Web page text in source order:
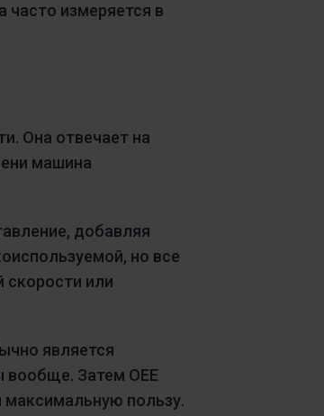
измеряется в
Она отвечает на
машина
добавляя
но все
скорости или
является
вообще. Затем OEE
максимальную пользу.